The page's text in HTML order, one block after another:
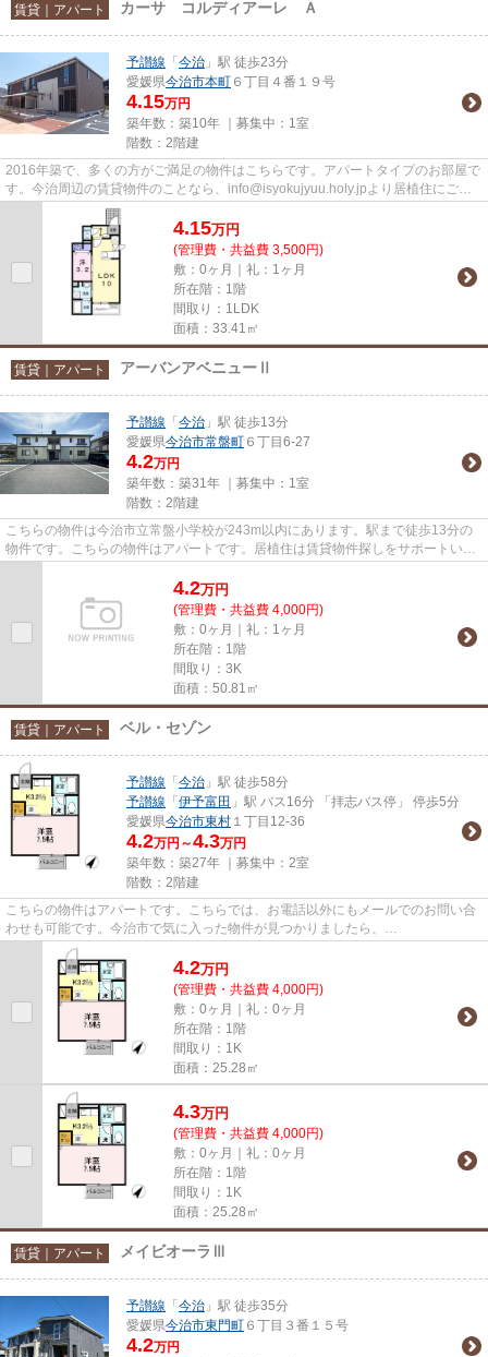
賃貸｜アパート カーサ コルディアーレ Ａ
予讃線 「 今治 」駅 徒歩23分
愛媛県今治市本町 ６丁目４番１９号
4.15万円
築年数：築10年 ｜募集中： 1室
階数：2階建
2016年築で、多くの方がご満足の物件はこちらです。アパートタイプのお部屋で
す。今治周辺の賃貸物件のことなら、info@isyokujyuu.holy.jpより居植住にご連
絡下さい。多種多様な物件を...
4.15万円
(管理費・共益費 3,500円)
敷：0ヶ月｜礼：1ヶ月
所在階：1階
間取り：1LDK
面積：33.41㎡
賃貸｜アパート アーバンアベニューⅡ
予讃線 「 今治 」駅 徒歩13分
愛媛県今治市常盤町 ６丁目6-27
4.2万円
築年数：築31年 ｜募集中： 1室
階数：2階建
こちらの物件は今治市立常盤小学校が243m以内にあります。駅まで徒歩13分の
物件です。こちらの物件はアパートです。居植住は賃貸物件探しをサポートいた
4.2万円
(管理費・共益費 4,000円)
敷：0ヶ月｜礼：1ヶ月
所在階：1階
間取り：3K
面積：50.81㎡
賃貸｜アパート ベル・セゾン
予讃線 「 今治 」駅 徒歩58分
予讃線 「 伊予富田 」駅 バス16分 「拝志バス停」 停歩5分
愛媛県今治市東村 １丁目12-36
4.2万円～4.3万円
築年数：築27年 ｜募集中： 2室
階数：2階建
こちらの物件はアパートです。こちらでは、お電話以外にもメールでのお問い合
わせも可能です。今治市で気に入った物件が見つかりましたら、
info@isyokujyuu.holy.jp宛までお問い合わせ...
4.2万円
(管理費・共益費 4,000円)
敷：0ヶ月｜礼：0ヶ月
所在階：1階
間取り：1K
面積：25.28㎡
4.3万円
(管理費・共益費 4,000円)
敷：0ヶ月｜礼：0ヶ月
所在階：1階
間取り：1K
面積：25.28㎡
賃貸｜アパート メイビオーラⅢ
予讃線 「 今治 」駅 徒歩35分
愛媛県今治市東門町 ６丁目３番１５号
4.2万円